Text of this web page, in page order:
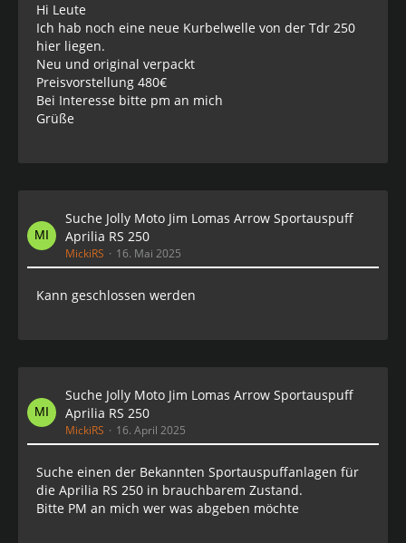
Hi Leute
Ich hab noch eine neue Kurbelwelle von der Tdr 250
hier liegen.
Neu und original verpackt
Preisvorstellung 480€
Bei Interesse bitte pm an mich
Grüße
Suche Jolly Moto Jim Lomas Arrow Sportauspuff
Aprilia RS 250
MickiRS 16. Mai 2025
Kann geschlossen werden
Suche Jolly Moto Jim Lomas Arrow Sportauspuff
Aprilia RS 250
MickiRS 16. April 2025
Suche einen der Bekannten Sportauspuffanlagen für
die Aprilia RS 250 in brauchbarem Zustand.
Bitte PM an mich wer was abgeben möchte